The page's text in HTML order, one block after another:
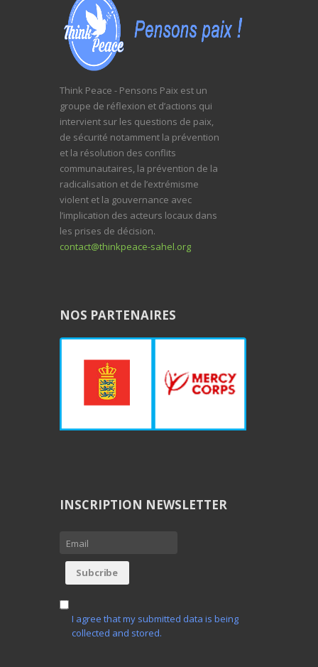
Think Peace - Pensons Paix est un
groupe de réflexion et d’actions qui
intervient sur les questions de paix,
de sécurité notamment la prévention
et la résolution des conflits
communautaires, la prévention de la
radicalisation et de l’extrémisme
violent et la gouvernance avec
l’implication des acteurs locaux dans
les prises de décision.
contact@thinkpeace-sahel.org
NOS PARTENAIRES
INSCRIPTION NEWSLETTER
I agree that my submitted data is being
collected and stored.